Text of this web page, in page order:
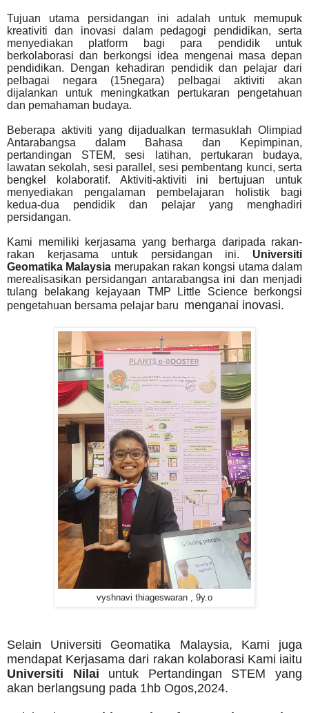
Tujuan utama persidangan ini adalah untuk memupuk
kreativiti dan inovasi dalam pedagogi pendidikan, serta
menyediakan platform bagi para pendidik untuk
berkolaborasi dan berkongsi idea mengenai masa depan
pendidikan. Dengan kehadiran pendidik dan pelajar dari
pelbagai negara (15negara) pelbagai aktiviti akan
dijalankan untuk meningkatkan pertukaran pengetahuan
dan pemahaman budaya.
Beberapa aktiviti yang dijadualkan termasuklah Olimpiad
Antarabangsa dalam Bahasa dan Kepimpinan,
pertandingan STEM, sesi latihan, pertukaran budaya,
lawatan sekolah, sesi parallel, sesi pembentang kunci, serta
bengkel kolaboratif. Aktiviti-aktiviti ini bertujuan untuk
menyediakan pengalaman pembelajaran holistik bagi
kedua-dua pendidik dan pelajar yang menghadiri
persidangan.
Kami memiliki kerjasama yang berharga daripada rakan-
rakan kerjasama untuk persidangan ini. Universiti
Geomatika Malaysia merupakan rakan kongsi utama dalam
merealisasikan persidangan antarabangsa ini dan menjadi
tulang belakang kejayaan TMP Little Science berkongsi
pengetahuan bersama pelajar baru menganai inovasi.
vyshnavi thiageswaran , 9y.o
Selain Universiti Geomatika Malaysia, Kami juga
mendapat Kerjasama dari rakan kolaborasi Kami iaitu
Universiti Nilai untuk Pertandingan STEM yang
akan berlangsung pada 1hb Ogos,2024.